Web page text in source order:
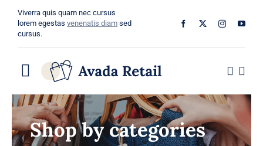
content
Viverra quis quam nec cursus
lorem egestas venenatis diam sed
cursus.
Toggle
Navigation
Home
AboutShop by categories